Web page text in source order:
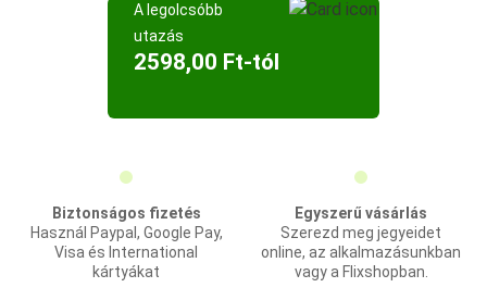
A legolcsóbb
utazás
2598,00 Ft-tól
Biztonságos fizetés
Használ Paypal, Google Pay,
Visa és International
kártyákat
Egyszerű vásárlás
Szerezd meg jegyeidet
online, az alkalmazásunkban
vagy a Flixshopban.